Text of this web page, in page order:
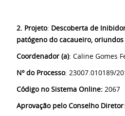
2. Projeto: Descoberta de
patógeno do cacaueiro,
Coordenador (a): Caline Gomes
Nº do Processo: 23007.010189/
Código no Sistema Online: 2067
Aprovação pelo Conselho Diretor